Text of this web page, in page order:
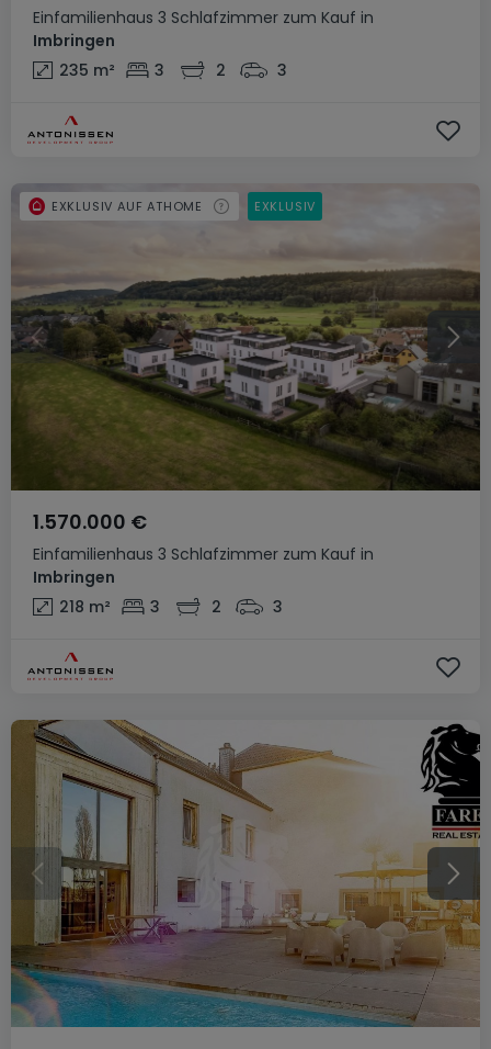
Einfamilienhaus 3 Schlafzimmer zum Kauf in
Imbringen
235 m² 3 2 3
Einfamilienhaus 3 Schlafzimmer zum Kauf in
Imbringen
1.570.000 €
218 m² 3 2 3
EXKLUSIV AUF ATHOME EXKLUSIV